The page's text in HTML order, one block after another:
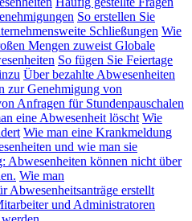
So erstellen Sie
Schließungen Wie
Mengen zuweist Globale
So fügen Sie Feiertage
Über bezahlte Abwesenheiten
zur Genehmigung von
Anfragen für Stundenpauschalen
eine Abwesenheit löscht Wie
Wie man eine Krankmeldung
und wie man sie
Abwesenheiten können nicht über
Wie man
Abwesenheitsanträge erstellt
und Administratoren